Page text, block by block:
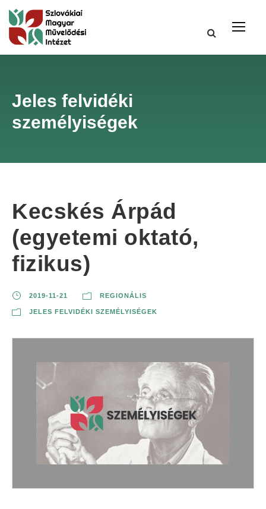
Jeles felvidéki
személyiségek
Kecskés Árpád
(egyetemi oktató,
fizikus)
2019-11-21 REGIONÁLIS
JELES FELVIDÉKI SZEMÉLYISÉGEK